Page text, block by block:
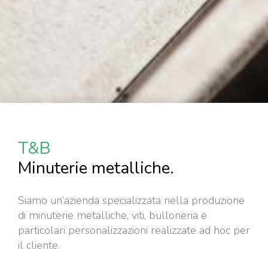
T&B
Minuterie metalliche.
Siamo un’azienda specializzata nella produzione
di minuterie metalliche, viti, bulloneria e
particolari personalizzazioni realizzate ad hoc per
il cliente.